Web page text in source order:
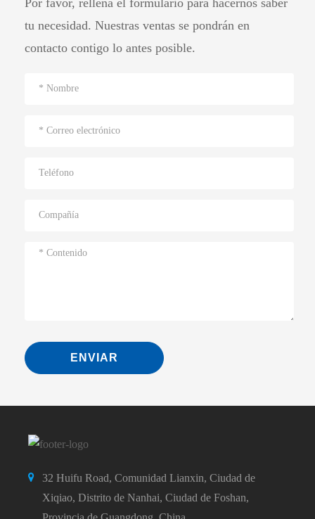
tu necesidad. Nuestras ventas se pondrán en
contacto contigo lo antes posible.
ENVIAR
32 Huifu Road, Comunidad Lianxin, Ciudad de
Xiqiao, Distrito de Nanhai, Ciudad de Foshan,